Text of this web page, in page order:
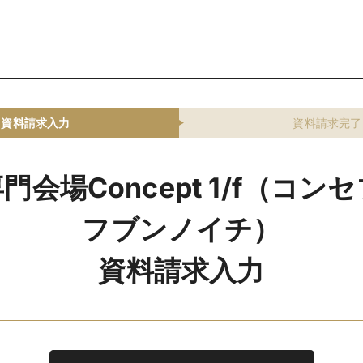
資料請求入力 資料請求完了
会場Concept 1/f（コンセ
フブンノイチ）
資料請求入力